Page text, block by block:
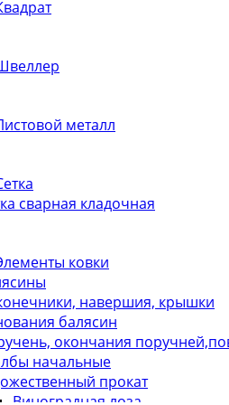
металл
сварная кладочная
ковки
навершия, крышки
балясин
окончания
начальные
прокат